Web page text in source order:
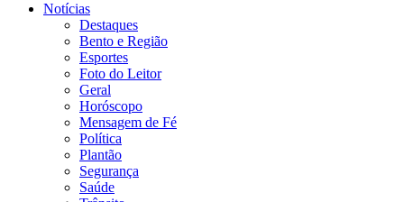
Notícias
Destaques
Bento e Região
Esportes
Foto do Leitor
Geral
Horóscopo
Mensagem de Fé
Política
Plantão
Segurança
Saúde